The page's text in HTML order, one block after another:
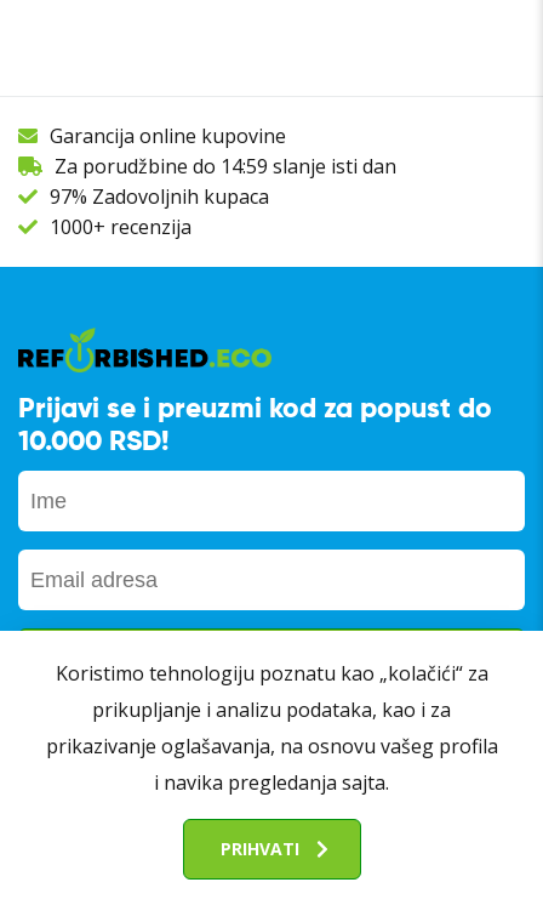
Garancija online kupovine
Za porudžbine do 14:59 slanje isti dan
97% Zadovoljnih kupaca
1000+ recenzija
Prijavi se i preuzmi kod za popust do
10.000 RSD!
Prijavom na newsletter slažete se sa našim
Opštim uslovima poslovanjaiPravila o privatnosti
Koristimo tehnologiju poznatu kao „kolačići“ za
prikupljanje i analizu podataka, kao i za
prikazivanje oglašavanja, na osnovu vašeg profila
i navika pregledanja sajta.
PRIHVATI